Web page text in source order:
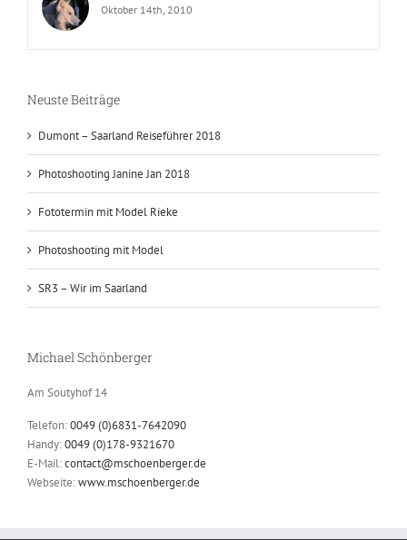
Oktober 14th, 2010
Neuste Beiträge
Dumont – Saarland Reiseführer 2018
Photoshooting Janine Jan 2018
Fototermin mit Model Rieke
Photoshooting mit Model
SR3 – Wir im Saarland
Michael Schönberger
Am Soutyhof 14
Telefon:0049 (0)6831-7642090
Handy:0049 (0)178-9321670
E-Mail:contact@mschoenberger.de
Webseite:www.mschoenberger.de